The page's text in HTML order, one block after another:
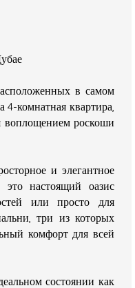
в самом
комнатная квартира,
воплощением роскоши
и элегантное
настоящий оазис
или просто для
три из которых
комфорт для всей
состоянии как